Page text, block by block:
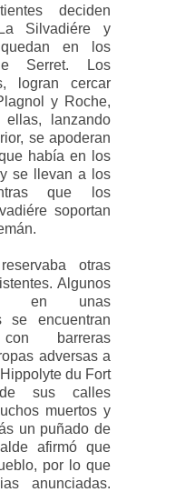
deciden
Silvadiére y
en los
Serret. Los
logran cercar
y Roche,
lanzando
se apoderan
había en los
se llevan a los
que los
soportan
otras
Algunos
en unas
se encuentran
con barreras
adversas a
du Fort
sus calles
muertos y
un puñado de
afirmó que
por lo que
anunciadas.